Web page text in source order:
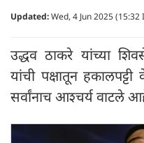
Updated:Wed, 4 Jun 2025 (15:32
उद्धव ठाकरे यांच्या
यांची पक्षातून
सर्वांनाच आश्चर्य वाटले